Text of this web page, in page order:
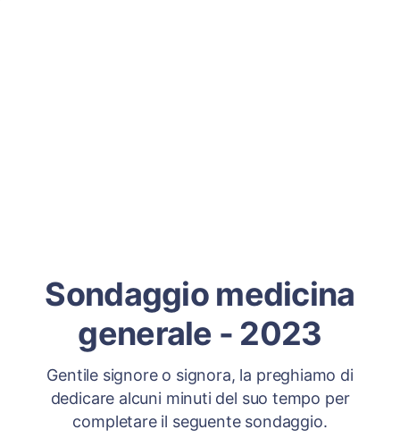
Sondaggio medicina
generale - 2023
Gentile signore o signora, la preghiamo di
dedicare alcuni minuti del suo tempo per
completare il seguente sondaggio.